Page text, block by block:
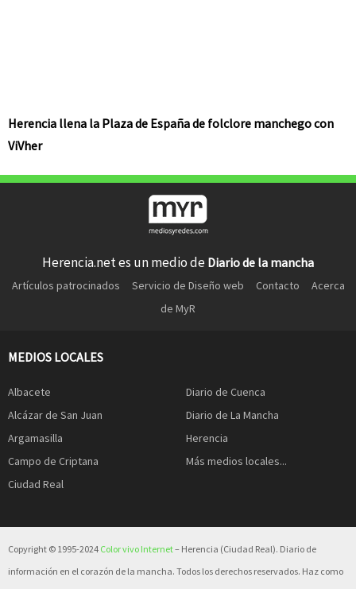
Herencia llena la Plaza de España de folclore manchego con
ViVher
Herencia.net es un medio de Diario de la mancha
Artículos patrocinados Servicio de Diseño web Contacto
Acerca
de MyR
MEDIOS LOCALES
Albacete
Alcázar de San Juan
Argamasilla
Campo de Criptana
Ciudad Real
Diario de Cuenca
Diario de La Mancha
Herencia
Más medios locales...
Copyright © 1995-2024 Color vivo Internet– Herencia (Ciudad Real). Diario de
información en el corazón de la mancha. Todos los derechos reservados. Haz como